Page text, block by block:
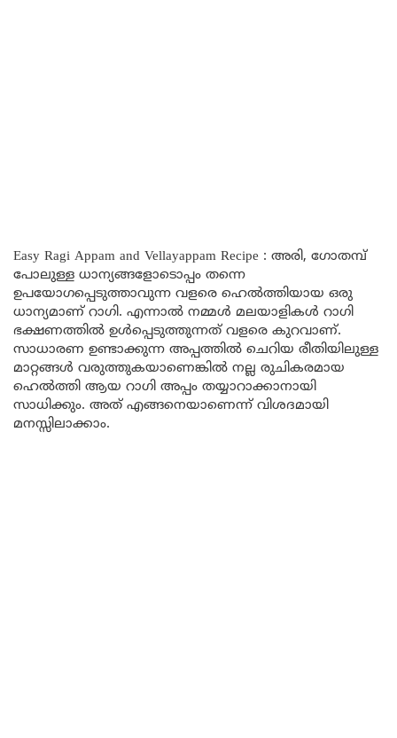
Easy Ragi Appam and Vellayappam Recipe : അരി, ഗോതമ്പ്
പോലുള്ള ധാന്യങ്ങളോടൊപ്പം തന്നെ
ഉപയോഗപ്പെടുത്താവുന്ന വളരെ ഹെൽത്തിയായ ഒരു
ധാന്യമാണ് റാഗി. എന്നാൽ നമ്മൾ മലയാളികൾ റാഗി
ഭക്ഷണത്തിൽ ഉൾപ്പെടുത്തുന്നത് വളരെ കുറവാണ്.
സാധാരണ ഉണ്ടാക്കുന്ന അപ്പത്തിൽ ചെറിയ രീതിയിലുള്ള
മാറ്റങ്ങൾ വരുത്തുകയാണെങ്കിൽ നല്ല രുചികരമായ
ഹെൽത്തി ആയ റാഗി അപ്പം തയ്യാറാക്കാനായി
സാധിക്കും. അത് എങ്ങനെയാണെന്ന് വിശദമായി
മനസ്സിലാക്കാം.